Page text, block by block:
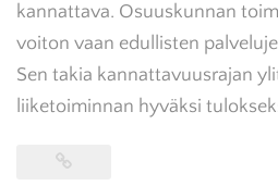
kannattava. Osuuskunnan
voiton vaan edullisten
Sen takia kannattavuusrajan
liiketoiminnan hyväksi